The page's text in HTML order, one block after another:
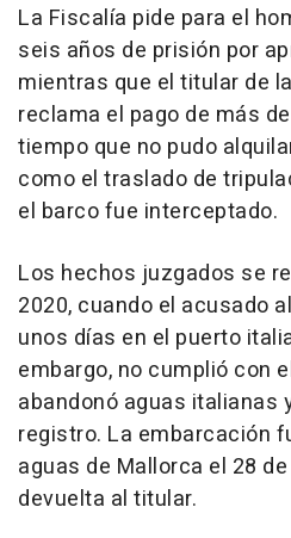
La Fiscalía pide para el
seis años de prisión por
mientras que el titular de
reclama el pago de más
tiempo que no pudo
como el traslado de
el barco fue interceptado.
Los hechos juzgados se
2020, cuando el acusado
unos días en el puerto
embargo, no cumplió con
abandonó aguas italianas
registro. La embarcación
aguas de Mallorca el 28
devuelta al titular.